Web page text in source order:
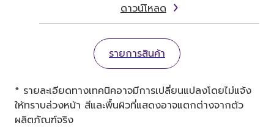
ดาวน์โหลด
รายการสินค้า
* รายละเอียดทางเทคนิคอาจมีการเปลี่ยนแปลงโดยไม่แจ้ง
ให้ทราบล่วงหน้า สีและพื้นผิวที่แสดงอาจแตกต่างจากตัว
ผลิตภัณฑ์จริง